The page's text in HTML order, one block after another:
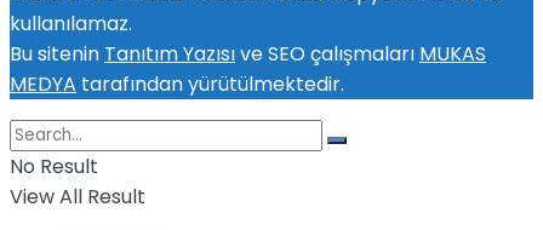
kullanılamaz.
Bu sitenin Tanıtım Yazısıve SEO çalışmaları MUKAS
MEDYA tarafından yürütülmektedir.
No Result
View All Result